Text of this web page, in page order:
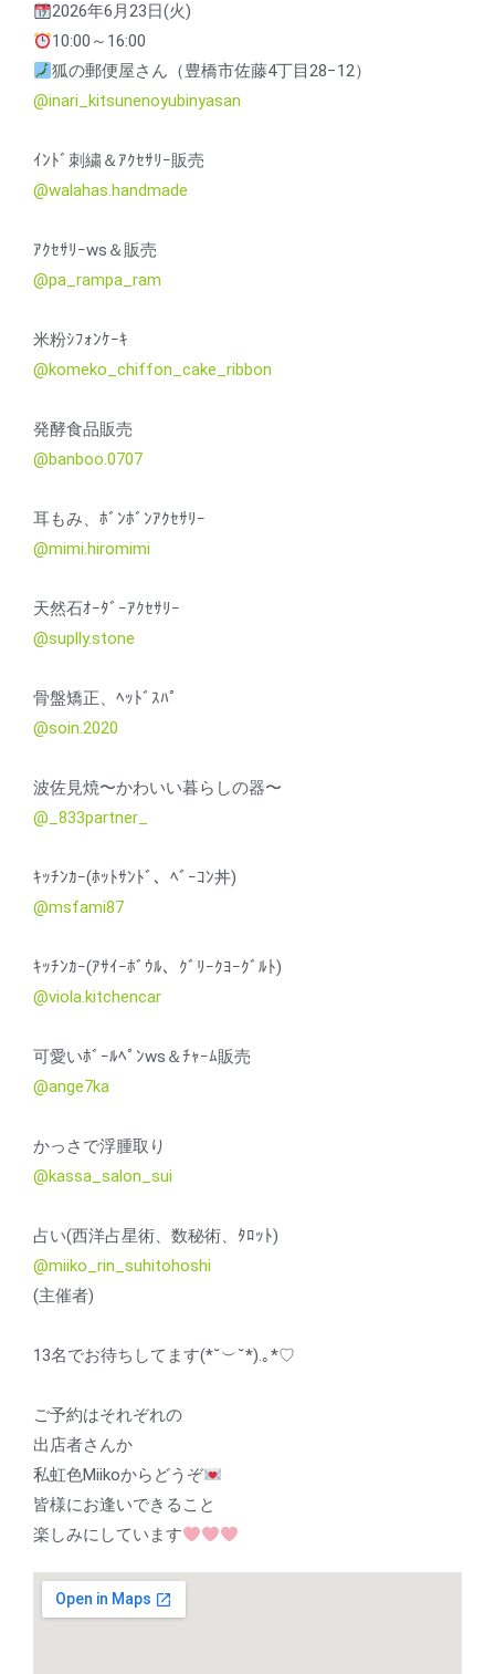
2026年6月23日(火)
10:00～16:00
狐の郵便屋さん（豊橋市佐藤4丁目28−12）
@inari_kitsunenoyubinyasan
ｲﾝﾄﾞ刺繍＆ｱｸｾｻﾘｰ販売
@walahas.handmade
ｱｸｾｻﾘｰws＆販売
@pa_rampa_ram
米粉ｼﾌｫﾝｹｰｷ
@komeko_chiffon_cake_ribbon
発酵食品販売
@banboo.0707
耳もみ、ﾎﾞﾝﾎﾞﾝｱｸｾｻﾘｰ
@mimi.hiromimi
天然石ｵｰﾀﾞｰｱｸｾｻﾘｰ
@suplly.stone
骨盤矯正、ﾍｯﾄﾞｽﾊﾟ
@soin.2020
波佐見焼〜かわいい暮らしの器〜
@_833partner_
ｷｯﾁﾝｶｰ(ﾎｯﾄｻﾝﾄﾞ、ﾍﾞｰｺﾝ丼)
@msfami87
ｷｯﾁﾝｶｰ(ｱｻｲｰﾎﾞｳﾙ、ｸﾞﾘｰｸﾖｰｸﾞﾙﾄ)
@viola.kitchencar
可愛いﾎﾞｰﾙﾍﾟﾝws＆ﾁｬｰﾑ販売
@ange7ka
かっさで浮腫取り
@kassa_salon_sui
占い(西洋占星術、数秘術、ﾀﾛｯﾄ)
@miiko_rin_suhitohoshi
(主催者)
13名でお待ちしてます(⁠*⁠˘⁠︶⁠˘⁠*⁠)⁠.⁠｡⁠*⁠♡
ご予約はそれぞれの
出店者さんか
私虹色Miikoからどうぞ
皆様にお逢いできること
楽しみにしています